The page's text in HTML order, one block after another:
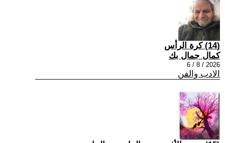
(14) كرة الرأس
كمال جمال بك
2026 / 8 / 6
الادب والفن